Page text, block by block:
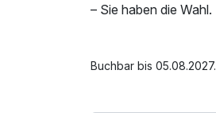
– Sie haben die Wahl.
Buchbar bis 05.08.2027.